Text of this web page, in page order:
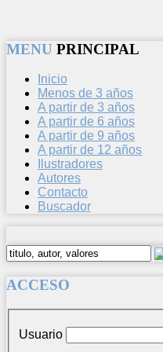
MENU PRINCIPAL
Inicio
Menos de 3 años
A partir de 3 años
A partir de 6 años
A partir de 9 años
A partir de 12 años
Ilustradores
Autores
Contacto
Buscador
ACCESO
Usuario